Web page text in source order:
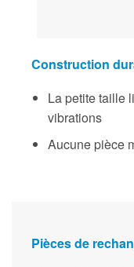
Construction
La petite taille
vibrations
Aucune pièce
Pièces de